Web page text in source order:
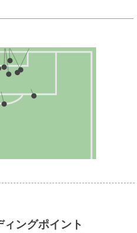
ングポイント